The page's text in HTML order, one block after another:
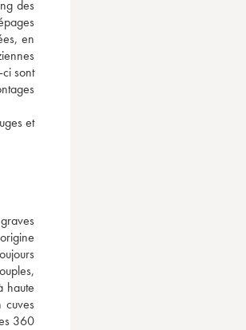
des
en
sont
et
haute
cuves
360